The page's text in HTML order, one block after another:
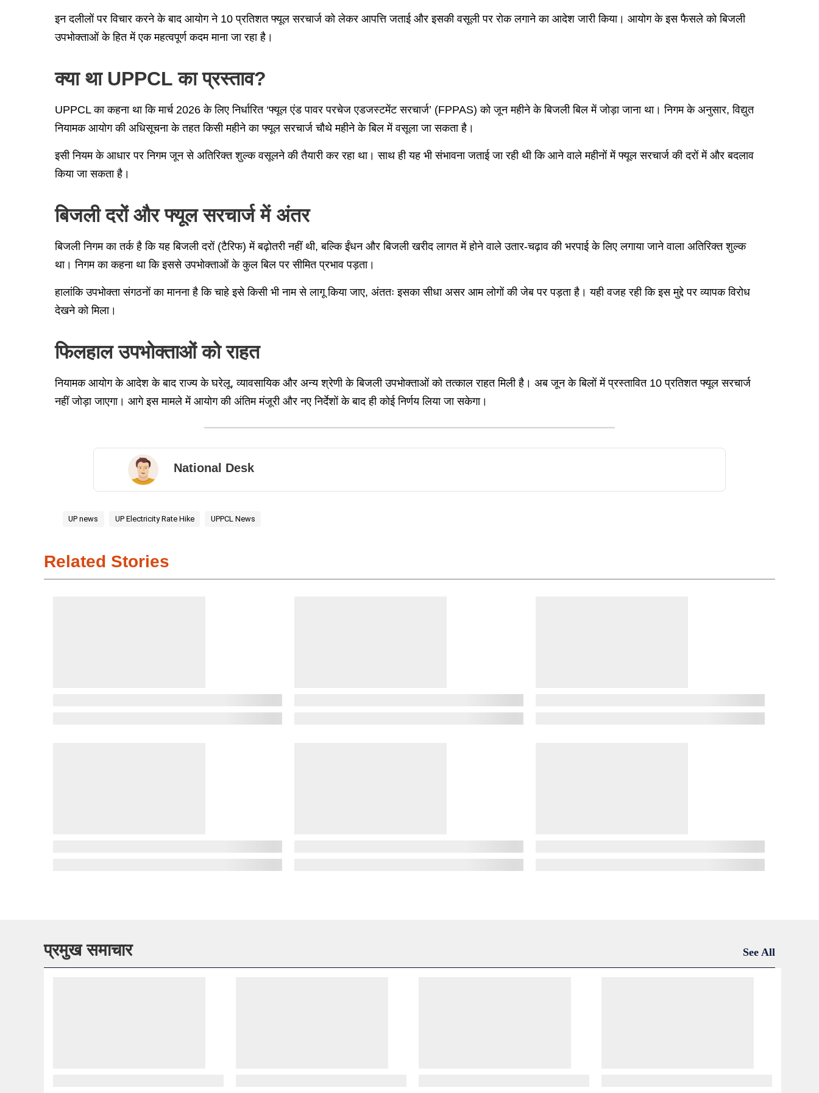
इन दलीलों पर विचार करने के बाद आयोग ने 10 प्रतिशत फ्यूल सरचार्ज को लेकर आपत्ति जताई और इसकी वसूली पर रोक लगाने का आदेश जारी किया। आयोग के इस फैसले को बिजली
उपभोक्ताओं के हित में एक महत्वपूर्ण कदम माना जा रहा है।
क्या था UPPCL का प्रस्ताव?
UPPCL का कहना था कि मार्च 2026 के लिए निर्धारित ‘फ्यूल एंड पावर परचेज एडजस्टमेंट सरचार्ज’ (FPPAS) को जून महीने के बिजली बिल में जोड़ा जाना था। निगम के अनुसार, विद्युत
नियामक आयोग की अधिसूचना के तहत किसी महीने का फ्यूल सरचार्ज चौथे महीने के बिल में वसूला जा सकता है।
इसी नियम के आधार पर निगम जून से अतिरिक्त शुल्क वसूलने की तैयारी कर रहा था। साथ ही यह भी संभावना जताई जा रही थी कि आने वाले महीनों में फ्यूल सरचार्ज की दरों में और बदलाव
किया जा सकता है।
बिजली दरों और फ्यूल सरचार्ज में अंतर
बिजली निगम का तर्क है कि यह बिजली दरों (टैरिफ) में बढ़ोतरी नहीं थी, बल्कि ईंधन और बिजली खरीद लागत में होने वाले उतार-चढ़ाव की भरपाई के लिए लगाया जाने वाला अतिरिक्त शुल्क
था। निगम का कहना था कि इससे उपभोक्ताओं के कुल बिल पर सीमित प्रभाव पड़ता।
हालांकि उपभोक्ता संगठनों का मानना है कि चाहे इसे किसी भी नाम से लागू किया जाए, अंततः इसका सीधा असर आम लोगों की जेब पर पड़ता है। यही वजह रही कि इस मुद्दे पर व्यापक विरोध
देखने को मिला।
फिलहाल उपभोक्ताओं को राहत
नियामक आयोग के आदेश के बाद राज्य के घरेलू, व्यावसायिक और अन्य श्रेणी के बिजली उपभोक्ताओं को तत्काल राहत मिली है। अब जून के बिलों में प्रस्तावित 10 प्रतिशत फ्यूल सरचार्ज
नहीं जोड़ा जाएगा। आगे इस मामले में आयोग की अंतिम मंजूरी और नए निर्देशों के बाद ही कोई निर्णय लिया जा सकेगा।
National Desk
UP news UP Electricity Rate Hike UPPCL News
Related Stories
प्रमुख समाचार See All